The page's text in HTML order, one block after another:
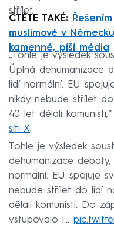
střílet.
ČTĚTE TAKÉ:
muslimové v
kamenné, píší média
„Tohle je výsledek
Úplná dehumanizace
lidí normální. EU
nikdy nebude střílet
40 let dělali komunisti,“
síti X.
Tohle je výsledek
dehumanizace
normální. EU spojuje
nebude střílet do lidí
dělali komunisti. Do
vstupovalo i…